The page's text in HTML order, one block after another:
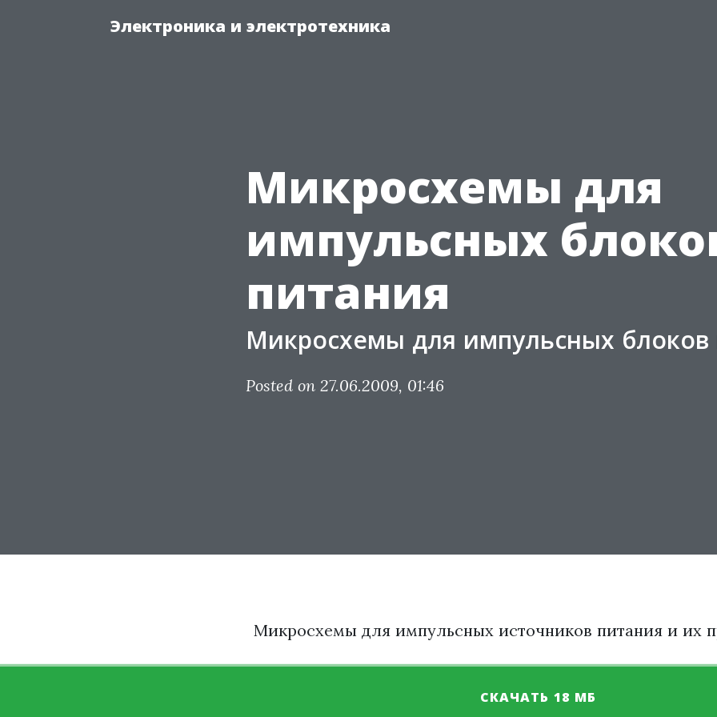
Электроника и электротехника
Микросхемы для
импульсных
питания
Микросхемы для импульсных блоков
Posted on 27.06.2009, 01:46
Микросхемы для импульсных источников питания и их
СКАЧАТЬ 18 МБ